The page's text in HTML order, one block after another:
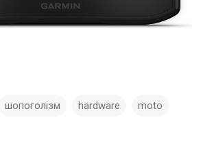
шопоголізм hardware moto